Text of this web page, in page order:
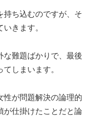
持ち込むのですが、そ
きます。
な難題ばかりで、最後
しまいます。
性が問題解決の論理的
が仕掛けたことだと論